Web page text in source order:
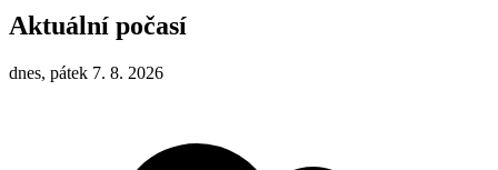
Aktuální počasí
dnes, pátek 7. 8. 2026